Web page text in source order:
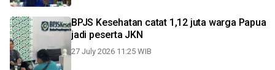
BPJS Kesehatan catat 1,12 juta warga Papua
jadi peserta JKN
27 July 2026 11:25 WIB